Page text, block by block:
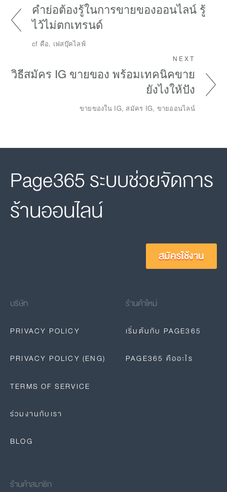
คำย่อต้องรู้ในการขายของออนไลน์ รู้
ไว้ไม่ตกเทรนด์
cf คือ, เฟสบุ๊คไลฟ์
NEXT
วิธีสมัคร IG ขายของ พร้อมเทคนิคขาย
ยังไงให้ปัง
ขายของใน IG, สมัคร IG, ขายออนไลน์
Page365 ระบบช่วยจัดการ
ร้านออนไลน์
สมัครใช้งาน
บริษัท
PRIVACY POLICY
PRIVACY POLICY (ENG)
TERMS OF SERVICE
ร่วมงานกับเรา
BLOG
ร้านค้าใหม่
เริ่มต้นกับ PAGE365
PAGE365 คืออะไร
ร้านค้าสมาชิก